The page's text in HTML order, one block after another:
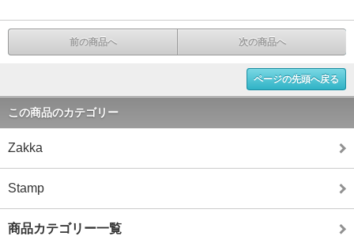
前の商品へ 次の商品へ
ページの先頭へ戻る
この商品のカテゴリー
Zakka
Stamp
商品カテゴリー一覧